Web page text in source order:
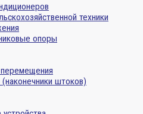
техники
опоры
штоков)